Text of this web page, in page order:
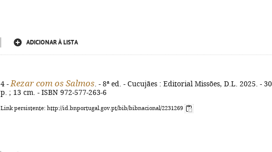
ADICIONAR À LISTA
4 - Rezar com os Salmos . - 8ª ed. - Cucujães : Editorial Missões, D.L. 2025. -
p. ; 13 cm. - ISBN 972-577-263-6
Link persistente: http://id.bnportugal.gov.pt/bib/bibnacional/2231269